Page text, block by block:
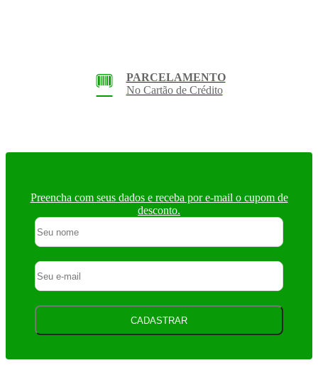
PARCELAMENTO
No Cartão de Crédito
Preencha com seus dados e receba por e-mail o cupom de
desconto.
CADASTRAR